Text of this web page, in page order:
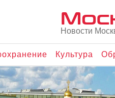
Новости
Культура